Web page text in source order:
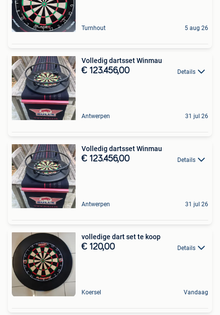
Turnhout 5 aug 26
Volledig dartsset Winmau
€ 123.456,00 Details
Antwerpen 31 jul 26
Volledig dartsset Winmau
€ 123.456,00 Details
Antwerpen 31 jul 26
volledige dart set te koop
€ 120,00 Details
Koersel Vandaag